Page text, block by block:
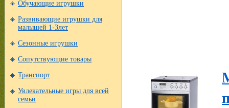
Обучающие игрушки
Развивающие игрушки для
малышей 1-3лет
Сезонные игрушки
Сопутствующие товары
Транспорт
Увлекательные игры для всей
семьи